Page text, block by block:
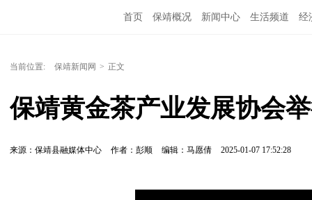
首页 保靖概况 新闻中心 生活频道 经
当前位置: 保靖新闻网 > 正文
保靖黄金茶产业发展协会
来源：保靖县融媒体中心 作者：彭顺 编辑：马愿倩 2025-01-07 17:52:28